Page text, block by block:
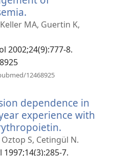
し
タ
で
く）
MA, Guertin K,
2002;24(9):777-8.
12468925
タ
ブ
で
開
く）
dependence in
experience with
し
い
S, Cetingül N.
7.